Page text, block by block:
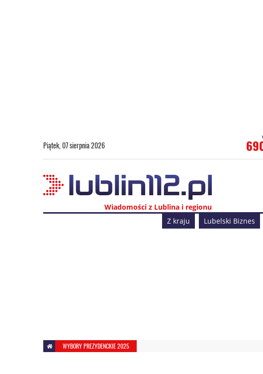
Piątek, 07 sierpnia 2026
Wiadomości z Lublina i regionu
Z kraju Lubelski Biznes
WYBORY PREZYDENCKIE 2025